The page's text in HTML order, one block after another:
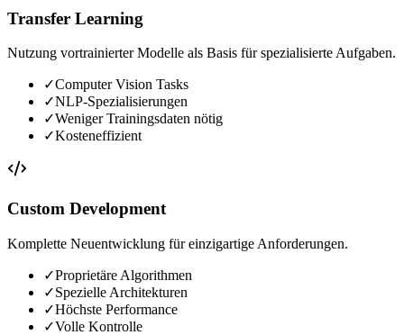
Transfer Learning
Nutzung vortrainierter Modelle als Basis für spezialisierte Aufgaben.
✓Computer Vision Tasks
✓NLP-Spezialisierungen
✓Weniger Trainingsdaten nötig
✓Kosteneffizient
Custom Development
Komplette Neuentwicklung für einzigartige Anforderungen.
✓Proprietäre Algorithmen
✓Spezielle Architekturen
✓Höchste Performance
✓Volle Kontrolle